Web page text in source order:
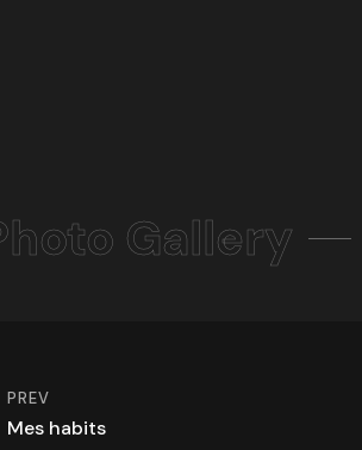
Gallery
PREV
Mes habits